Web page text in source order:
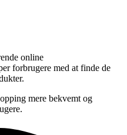
online
forbrugere med at finde de
mere bekvemt og